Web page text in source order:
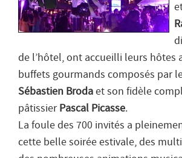
de l’hôtel, ont accueilli leurs hôtes
buffets gourmands composés par
Sébastien Broda et son fidèle
pâtissier Pascal Picasse.
La foule des 700 invités a
cette belle soirée estivale, des